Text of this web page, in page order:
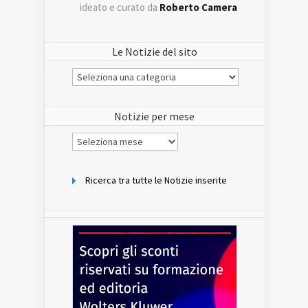
ideato e curato da Roberto Camera
Le Notizie del sito
Le
Notizie
Notizie per mese
Notizie
per
Ricerca tra tutte le Notizie inserite